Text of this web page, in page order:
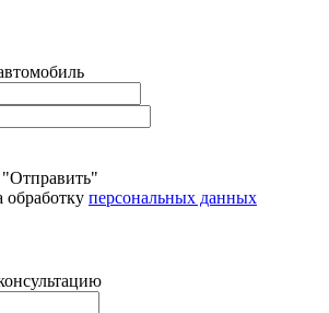
обработку персональных данных